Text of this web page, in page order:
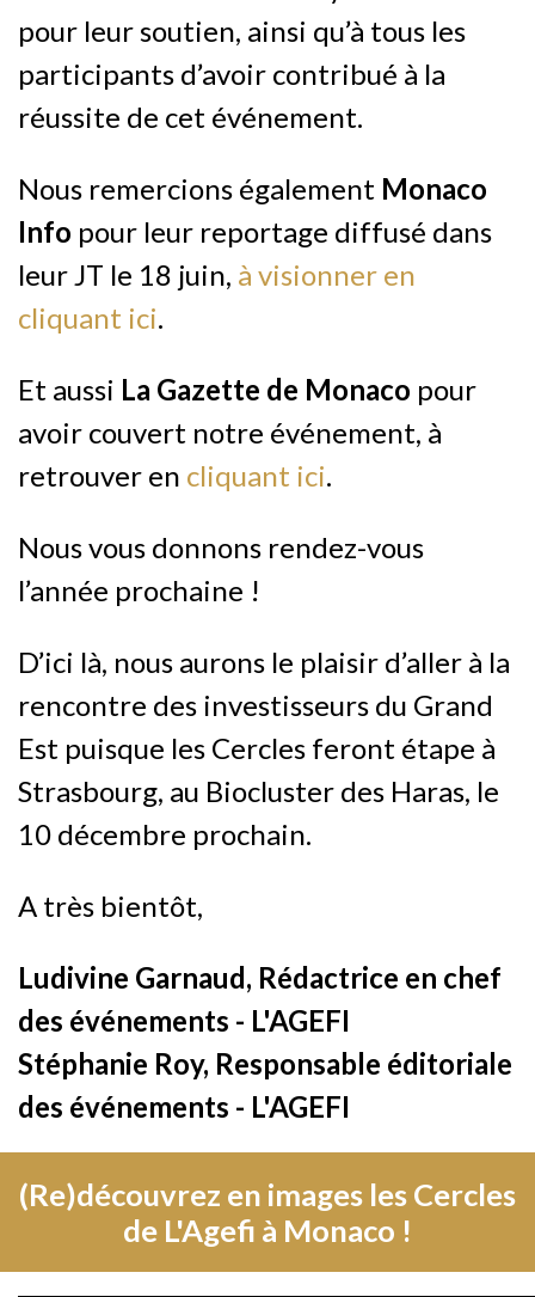
pour leur soutien, ainsi qu’à tous les
participants d’avoir contribué à la
réussite de cet événement.
Nous remercions également Monaco
Info pour leur reportage diffusé dans
leur JT le 18 juin, à visionner en
cliquant ici.
Et aussi La Gazette de Monaco pour
avoir couvert notre événement, à
retrouver en cliquant ici.
Nous vous donnons rendez-vous
l’année prochaine !
D’ici là, nous aurons le plaisir d’aller à la
rencontre des investisseurs du Grand
Est puisque les Cercles feront étape à
Strasbourg, au Biocluster des Haras, le
10 décembre prochain.
A très bientôt,
Ludivine Garnaud, Rédactrice en chef
des événements - L'AGEFI
Stéphanie Roy, Responsable éditoriale
des événements - L'AGEFI
(Re)découvrez en images les Cercles
de L'Agefi à Monaco !